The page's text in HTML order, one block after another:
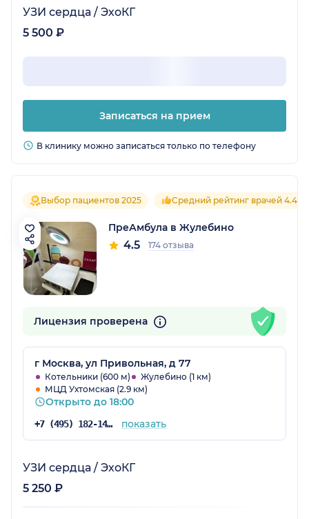
УЗИ сердца / ЭхоКГ
5 500 ₽
Записаться на прием
В клинику можно записаться только по телефону
Выбор пациентов 2025 Средний рейтинг врачей 4.4
ПреАмбула в Жулебино
4.5 174 отзыва
Лицензия проверена
г Москва, ул Привольная, д 77
Котельники (600 м)
Жулебино (1 км)
МЦД Ухтомская (2.9 км)
Открыто до 18:00
+7 (495) 182-14-53 показать
УЗИ сердца / ЭхоКГ
5 250 ₽